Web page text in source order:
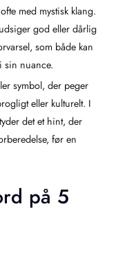
med mystisk klang.
god eller dårlig
som både kan
sin nuance.
symbol, der peger
eller kulturelt. I
det et hint, der
før en
på 5